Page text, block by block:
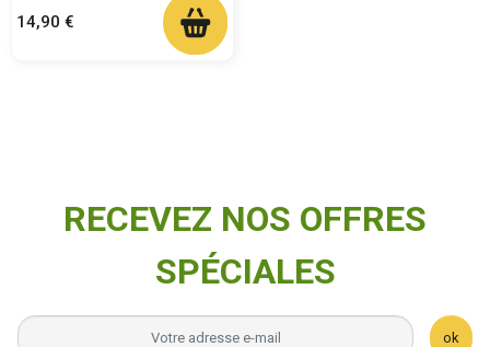
Prix
14,90 €
RECEVEZ NOS OFFRES
SPÉCIALES
ok